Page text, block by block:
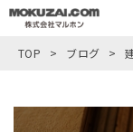
TOP > ブログ >